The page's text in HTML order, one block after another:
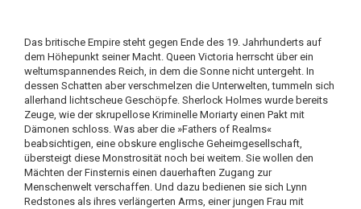
Das britische Empire steht gegen Ende des 19. Jahrhunderts auf
dem Höhepunkt seiner Macht. Queen Victoria herrscht über ein
weltumspannendes Reich, in dem die Sonne nicht untergeht. In
dessen Schatten aber verschmelzen die Unterwelten, tummeln sich
allerhand lichtscheue Geschöpfe. Sherlock Holmes wurde bereits
Zeuge, wie der skrupellose Kriminelle Moriarty einen Pakt mit
Dämonen schloss. Was aber die »Fathers of Realms«
beabsichtigen, eine obskure englische Geheimgesellschaft,
übersteigt diese Monstrosität noch bei weitem. Sie wollen den
Mächten der Finsternis einen dauerhaften Zugang zur
Menschenwelt verschaffen. Und dazu bedienen sie sich Lynn
Redstones als ihres verlängerten Arms, einer jungen Frau mit